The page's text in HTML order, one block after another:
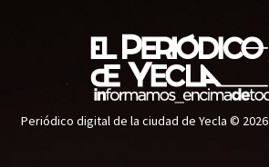
Periódico digital de la ciudad de Yecla © 2026